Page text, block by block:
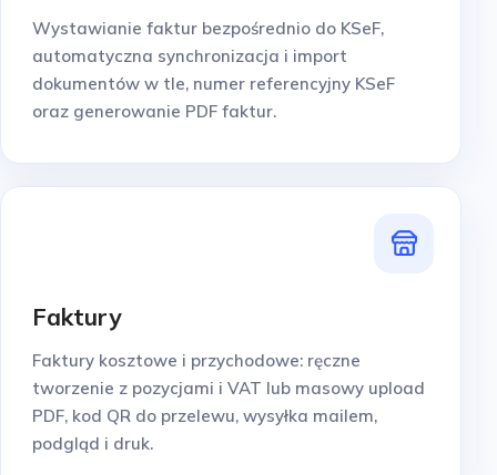
Wystawianie faktur bezpośrednio do KSeF,
automatyczna synchronizacja i import
dokumentów w tle, numer referencyjny KSeF
oraz generowanie PDF faktur.
Faktury
Faktury kosztowe i przychodowe: ręczne
tworzenie z pozycjami i VAT lub masowy upload
PDF, kod QR do przelewu, wysyłka mailem,
podgląd i druk.